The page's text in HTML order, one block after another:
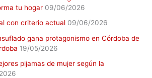
tu hogar 09/06/2026
con criterio actual 09/06/2026
gana protagonismo en Córdoba de
19/05/2026
pijamas de mujer según la